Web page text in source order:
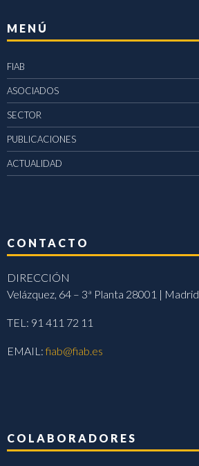
MENÚ
FIAB
ASOCIADOS
SECTOR
PUBLICACIONES
ACTUALIDAD
CONTACTO
DIRECCIÓN
Velázquez, 64 – 3ª Planta 28001 | Madrid
TEL: 91 411 72 11
EMAIL:fiab@fiab.es
COLABORADORES